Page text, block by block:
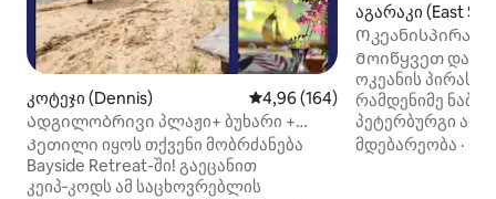
კოტეჯი (Dennis) საშუალო შეფასებაა 5‑დან
4,96 (164)
Ადგილობრივი პლაჟი+ ბუხარი +
ჰიდრომასაჟიანი აუზი
*ვარსკვლავების ქვეშ
Კეთილი იყოს თქვენი მობრძანება
Bayside Retreat-ში! გაეცანით
კეიპ‑კოდს ამ საცხოვრებლის
აგარაკი (East
Ოკეანისპირა
პლაჟზე!
Მოიწყვეთ
ოკეანის პირას,
რამდენიმე
პეტერბურგი
სააბაზანო
მდებარეობა ·